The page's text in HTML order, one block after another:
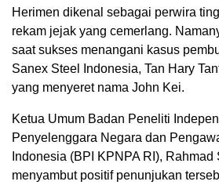
Herimen dikenal sebagai perwira
rekam jejak yang cemerlang.
saat sukses menangani kasus
Sanex Steel Indonesia, Tan Hary
yang menyeret nama John Kei.
Ketua Umum Badan Peneliti
Penyelenggara Negara dan
Indonesia (BPI KPNPA RI), Rahmad
menyambut positif penunjukan